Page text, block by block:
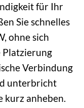
für Ihr
Sie schnelles
ohne sich
Platzierung
Verbindung
unterbricht
kurz anheben.